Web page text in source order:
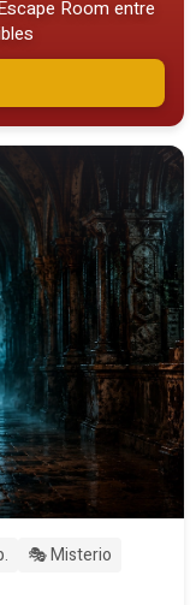
Room entre
🎭 Misterio